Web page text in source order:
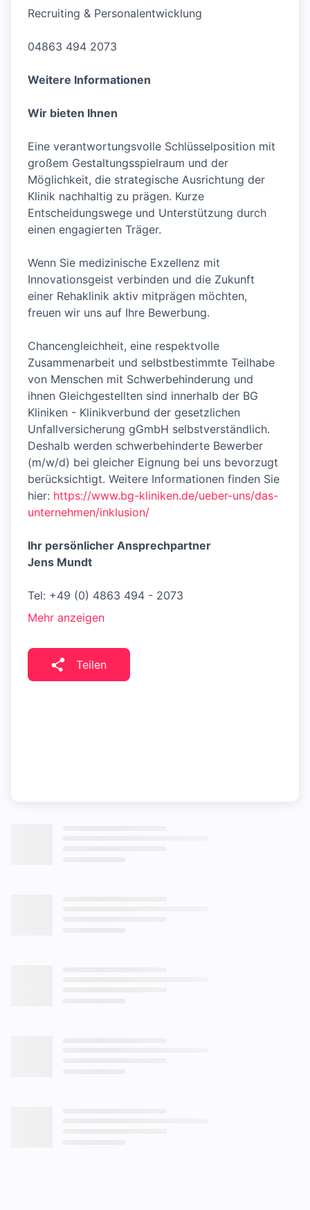
Recruiting & Personalentwicklung
04863 494 2073
Weitere Informationen
Wir bieten Ihnen
Eine verantwortungsvolle Schlüsselposition mit
großem Gestaltungsspielraum und der
Möglichkeit, die strategische Ausrichtung der
Klinik nachhaltig zu prägen. Kurze
Entscheidungswege und Unterstützung durch
einen engagierten Träger.
Wenn Sie medizinische Exzellenz mit
Innovationsgeist verbinden und die Zukunft
einer Rehaklinik aktiv mitprägen möchten,
freuen wir uns auf Ihre Bewerbung.
Chancengleichheit, eine respektvolle
Zusammenarbeit und selbstbestimmte Teilhabe
von Menschen mit Schwerbehinderung und
ihnen Gleichgestellten sind innerhalb der BG
Kliniken - Klinikverbund der gesetzlichen
Unfallversicherung gGmbH selbstverständlich.
Deshalb werden schwerbehinderte Bewerber
(m/w/d) bei gleicher Eignung bei uns bevorzugt
berücksichtigt. Weitere Informationen finden Sie
hier: https://www.bg-kliniken.de/ueber-uns/das-
unternehmen/inklusion/
Ihr persönlicher Ansprechpartner
Jens Mundt
Tel: +49 (0) 4863 494 - 2073
Mehr anzeigen
Teilen